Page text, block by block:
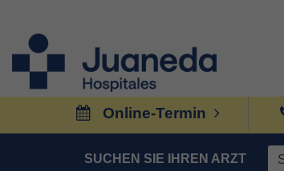
Online-Termin
SUCHEN SIE IHREN ARZT